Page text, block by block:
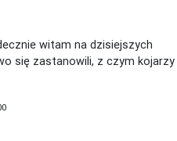
witam na dzisiejszych
się zastanowili, z czym kojarzy